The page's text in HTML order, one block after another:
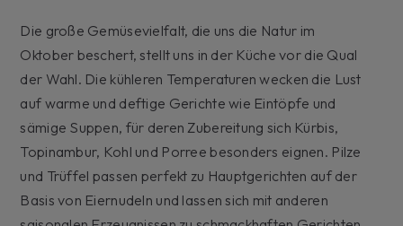
Die große Gemüsevielfalt, die uns die Natur im
Oktober beschert, stellt uns in der Küche vor die Qual
der Wahl. Die kühleren Temperaturen wecken die Lust
auf warme und deftige Gerichte wie Eintöpfe und
sämige Suppen, für deren Zubereitung sich Kürbis,
Topinambur, Kohl und Porree besonders eignen. Pilze
und Trüffel passen perfekt zu Hauptgerichten auf der
Basis von Eiernudeln und lassen sich mit anderen